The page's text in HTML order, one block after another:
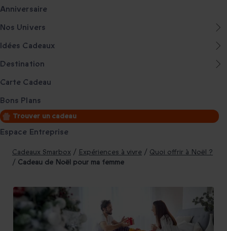
Anniversaire
Nos Univers
Idées Cadeaux
Destination
Carte Cadeau
Bons Plans
Trouver un cadeau
Espace Entreprise
Cadeaux Smarbox / Expériences à vivre / Quoi offrir à Noël ?
/ Cadeau de Noël pour ma femme